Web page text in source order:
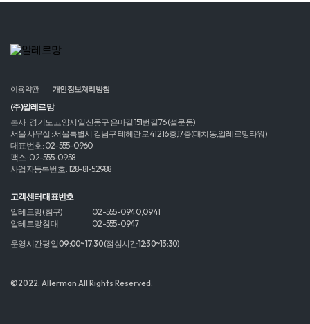
이용약관 개인정보처리방침
(주)알레르망
본사 : 경기도 고양시 일산동구 은마길 151번길 76 (설문동)
서울 사무실 : 서울특별시 강남구 테헤란로 412 16층,17층(대치동,알레르망타워)
대표번호 : 02-555-0960
팩스 : 02-555-0958
사업자등록번호 : 128-81-52988
고객센터 대표번호
알레르망 (침구)
02-555-0940,0941
알레르망 침대
02-555-0947
운영시간 평일 09:00~17:30 (점심시간 12:30~13:30)
©2022. Allerman All Rights Reserved.